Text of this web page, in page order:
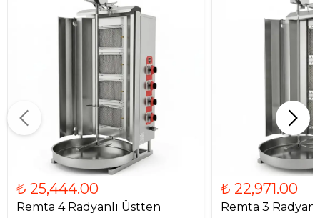
₺ 25,444.00
Remta 4 Radyanlı Üstten
₺ 22,971.00
Remta 3